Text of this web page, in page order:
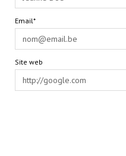
Email*
Site web